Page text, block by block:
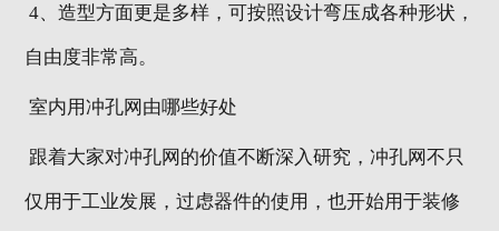
4、造型方面更是多样，可按照设计弯压成各种形状，
自由度非常高。
室内用冲孔网由哪些好处
跟着大家对冲孔网的价值不断深入研究，冲孔网不只
仅用于工业发展，过虑器件的使用，也开始用于装修